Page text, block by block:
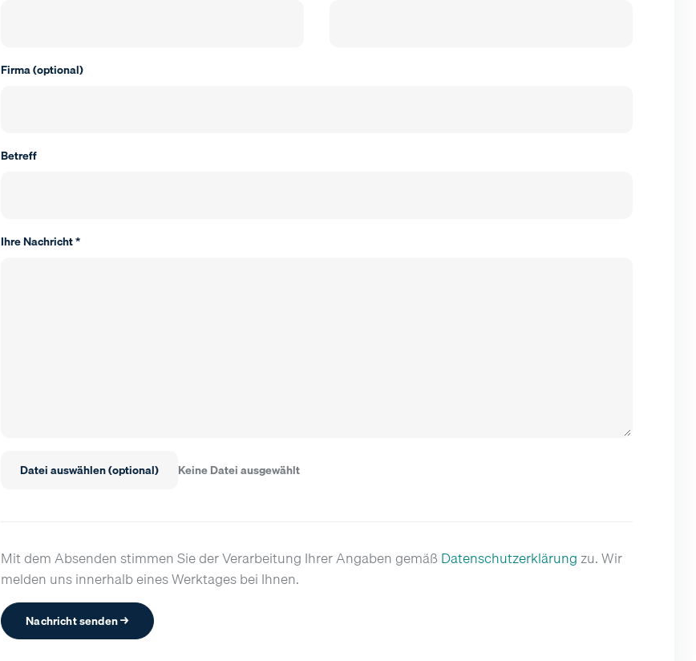
Firma (optional)
Betreff
Ihre Nachricht *
Datei auswählen (optional) Keine Datei ausgewählt
Mit dem Absenden stimmen Sie der Verarbeitung Ihrer Angaben gemäß Datenschutzerklärungzu. Wir
melden uns innerhalb eines Werktages bei Ihnen.
Nachricht senden →